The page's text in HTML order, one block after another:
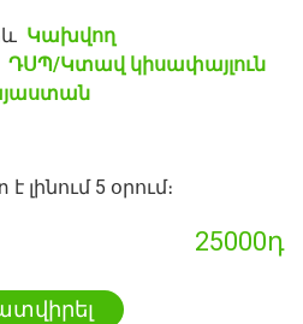
Կախվող
ԴՍՊ/Կտավ կիսափայլուն
5 օրում։
25000դ